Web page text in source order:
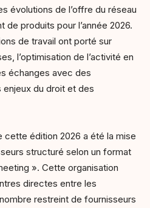
évolutions de l’offre du réseau
produits pour l’année 2026.
de travail ont porté sur
l’optimisation de l’activité en
échanges avec des
du droit et des
cette édition 2026 a été la mise
structuré selon un format
». Cette organisation
directes entre les
restreint de fournisseurs